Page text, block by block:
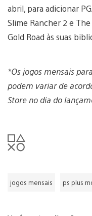
abril, para adicionar
Slime Rancher 2 e
Gold Road às suas
*Os jogos mensais
podem variar de
Store no dia do
jogos mensais ps plus